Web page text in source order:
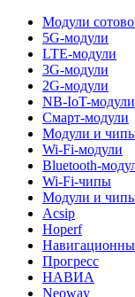
Модули
5G-модули
LTE-модули
3G-модули
2G-модули
NB-IoT-модули
Смарт-модули
Модули и
Wi-Fi-модули
Bluetooth-
Wi-Fi-чипы
Модули и
Acsip
Hoperf
Прогресс
НАВИА
Neoway